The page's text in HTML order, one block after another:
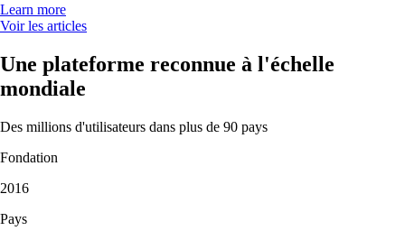
Learn more
Voir les articles
Une plateforme reconnue à l'échelle
mondiale
Des millions d'utilisateurs dans plus de 90 pays
Fondation
2016
Pays